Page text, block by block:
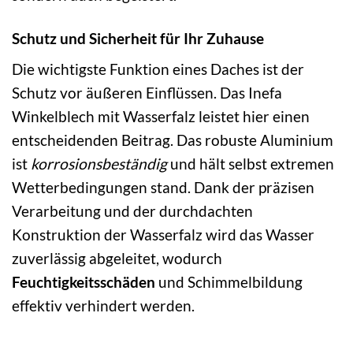
Schutz und Sicherheit für Ihr Zuhause
Die wichtigste Funktion eines Daches ist der
Schutz vor äußeren Einflüssen. Das Inefa
Winkelblech mit Wasserfalz leistet hier einen
entscheidenden Beitrag. Das robuste Aluminium
ist korrosionsbeständigund hält selbst extremen
Wetterbedingungen stand. Dank der präzisen
Verarbeitung und der durchdachten
Konstruktion der Wasserfalz wird das Wasser
zuverlässig abgeleitet, wodurch
Feuchtigkeitsschäden und Schimmelbildung
effektiv verhindert werden.